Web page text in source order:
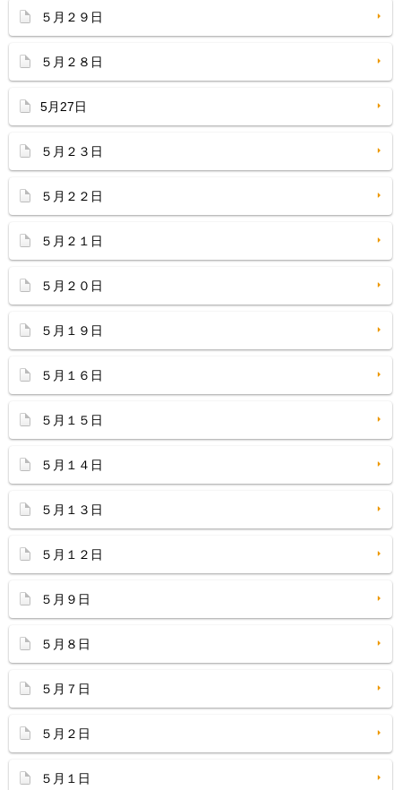
５月２９日
５月２８日
5月27日
５月２３日
５月２２日
５月２１日
５月２０日
５月１９日
５月１６日
５月１５日
５月１４日
５月１３日
５月１２日
５月９日
５月８日
５月７日
５月２日
５月１日